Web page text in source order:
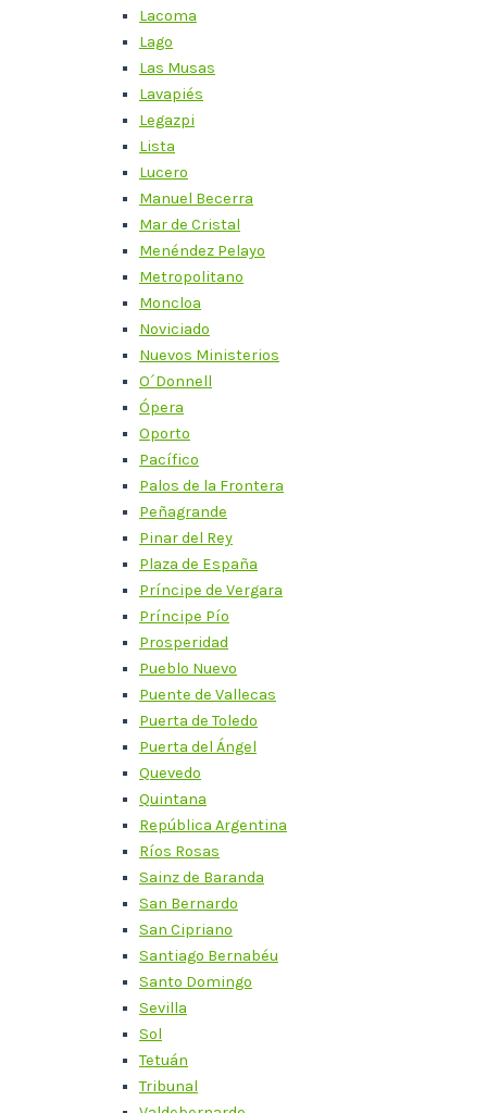
Lacoma
Lago
Las Musas
Lavapiés
Legazpi
Lista
Lucero
Manuel Becerra
Mar de Cristal
Menéndez Pelayo
Metropolitano
Moncloa
Noviciado
Nuevos Ministerios
O´Donnell
Ópera
Oporto
Pacífico
Palos de la Frontera
Peñagrande
Pinar del Rey
Plaza de España
Príncipe de Vergara
Príncipe Pío
Prosperidad
Pueblo Nuevo
Puente de Vallecas
Puerta de Toledo
Puerta del Ángel
Quevedo
Quintana
República Argentina
Ríos Rosas
Sainz de Baranda
San Bernardo
San Cipriano
Santiago Bernabéu
Santo Domingo
Sevilla
Sol
Tetuán
Tribunal